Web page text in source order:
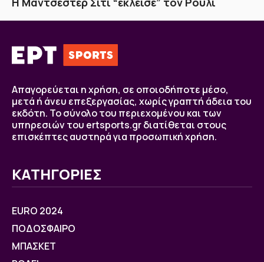
Απαγορεύεται η χρήση, σε οποιοδήποτε μέσο,
μετά ή άνευ επεξεργασίας, χωρίς γραπτή άδεια του
εκδότη. Το σύνολο του περιεχομένου και των
υπηρεσιών του ertsports.gr διατίθεται στους
επισκέπτες αυστηρά για προσωπική χρήση.
ΚΑΤΗΓΟΡΙΕΣ
EURO 2024
ΠΟΔΟΣΦΑΙΡΟ
ΜΠΑΣΚΕΤ